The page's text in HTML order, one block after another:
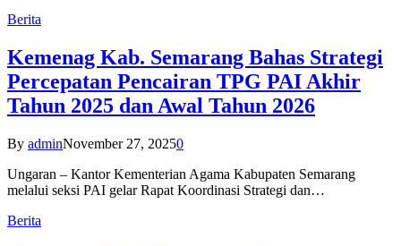
Berita
Kemenag Kab. Semarang Bahas Strategi
Percepatan Pencairan TPG PAI Akhir
Tahun 2025 dan Awal Tahun 2026
By adminNovember 27, 20250
Ungaran – Kantor Kementerian Agama Kabupaten Semarang
melalui seksi PAI gelar Rapat Koordinasi Strategi dan…
Berita